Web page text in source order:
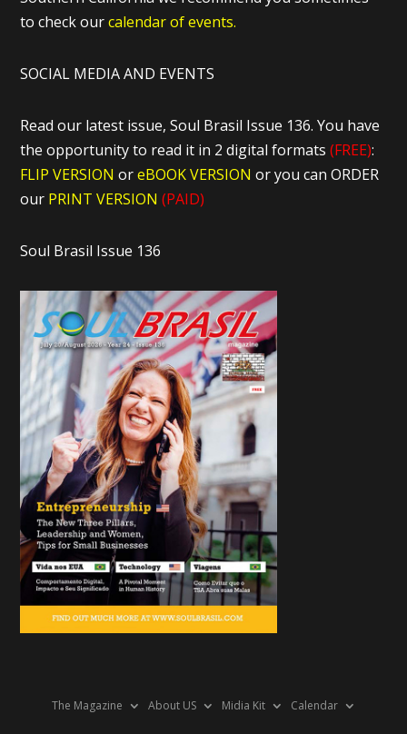
to check ourcalendar of events.
SOCIAL MEDIA AND EVENTS
Read our latest issue, Soul Brasil Issue 136. You have
the opportunity to read it in 2 digital formats(FREE):
FLIP VERSION oreBOOK VERSIONor you can ORDER
our PRINT VERSION (PAID)
Soul Brasil Issue 136
The Magazine About US Midia Kit Calendar